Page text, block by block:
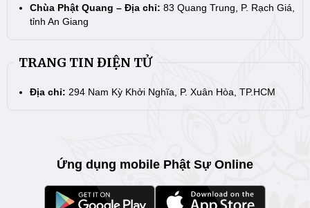
Chùa Phật Quang – Địa chỉ: 83 Quang Trung, P. Rạch Giá,
tỉnh An Giang
TRANG TIN ĐIỆN TỬ
Địa chỉ: 294 Nam Kỳ Khởi Nghĩa, P. Xuân Hòa, TP.HCM
Ứng dụng mobile Phật Sự Online